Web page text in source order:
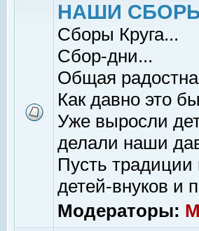
НАШИ
Сборы Круга...
Сбор-дни...
Общая
Как давно это
Уже выросли
делали наши
Пусть
детей-внуков и
Модераторы: